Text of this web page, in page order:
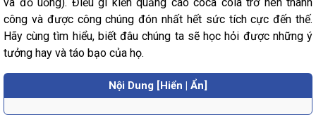
công và được công chúng đón nhất hết sức tích cực đến thế.
Hãy cùng tìm hiểu, biết đâu chúng ta sẽ học hỏi được những ý
tưởng hay và táo bạo của họ.
Nội Dung [Hiển | Ẩn]